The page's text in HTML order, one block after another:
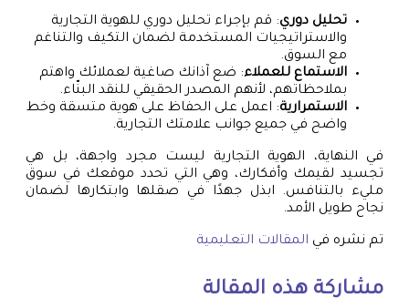
تحليل دوري: قم بإجراء تحليل دوري للهوية التجارية
والاستراتيجيات المستخدمة لضمان التكيف والتناغم
مع السوق.
الاستماع للعملاء: ضع آذانك صاغية لعملائك واهتم
بملاحظاتهم، لأنهم المصدر الحقيقي للنقد البنّاء.
الاستمرارية: اعمل على الحفاظ على هوية متسقة وخط
واضح في جميع جوانب علامتك التجارية.
في النهاية، الهوية التجارية ليست مجرد واجهة، بل هي
تجسيد لقيمك وأفكارك، وهي التي تحدد موقعك في سوق
مليء بالتنافس. ابذل جهدًا في صقلها وابتكارها لضمان
نجاح طويل الأمد.
تم نشره في المقالات التعليمية
مشاركة هذه المقالة